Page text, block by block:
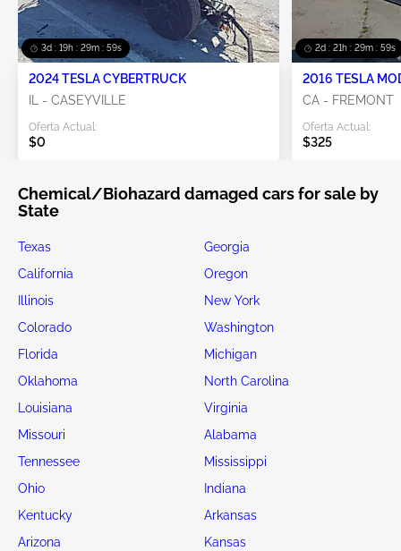
3d : 19h : 29m : 57s
2024 TESLA CYBERTRUCK
IL - CASEYVILLE
Oferta Actual:
$0
2d : 21h : 29m : 57s
2016 TESLA
CA - FREMONT
Oferta Actual:
$325
Chemical/Biohazard damaged cars for sale by
State
Texas
Georgia
California
Oregon
Illinois
New York
Colorado
Washington
Florida
Michigan
Oklahoma
North Carolina
Louisiana
Virginia
Missouri
Alabama
Tennessee
Mississippi
Ohio
Indiana
Kentucky
Arkansas
Arizona
Kansas